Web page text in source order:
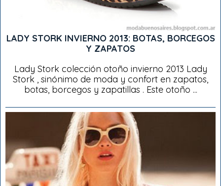
LADY STORK INVIERNO 2013: BOTAS, BORCEGOS
Y ZAPATOS
Lady Stork colección otoño invierno 2013 Lady
Stork , sinónimo de moda y confort en zapatos,
botas, borcegos y zapatillas . Este otoño ...